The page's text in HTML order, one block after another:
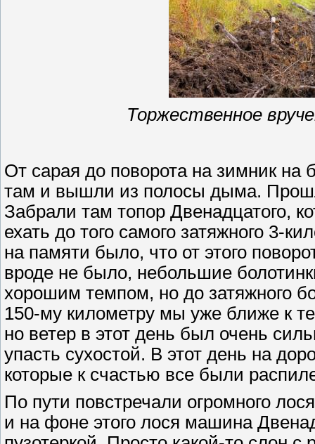
Торжественное
От сарая до поворота на зимник на
там и вышли из полосы дыма.
Забрали там топор Двенадцатого,
ехать до того самого затяжного 3-
на памяти было, что от этого
вроде не было, небольшие
хорошим темпом, но до затяжного
150-му километру мы уже ближе к
но ветер в этот день был очень
упасть сухостой. В этот день на
которые к счастью все были
По пути повстречали огромного
и на фоне этого лося машина